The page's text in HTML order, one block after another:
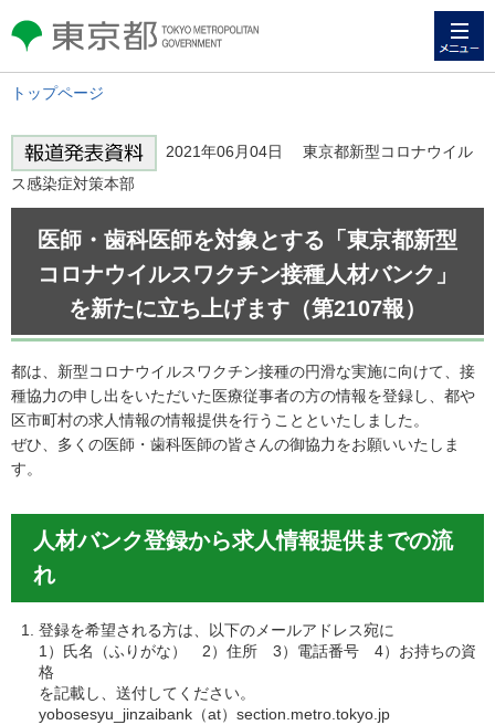
東京都 TOKYO METROPOLITAN
GOVERNMENT
トップページ
2021年06月04日 東京都新型コロナウイル
ス感染症対策本部
医師・歯科医師を対象とする「東京都新型
コロナウイルスワクチン接種人材バンク」
を新たに立ち上げます（第2107報）
都は、新型コロナウイルスワクチン接種の円滑な実施に向けて、接
種協力の申し出をいただいた医療従事者の方の情報を登録し、都や
区市町村の求人情報の情報提供を行うことといたしました。
ぜひ、多くの医師・歯科医師の皆さんの御協力をお願いいたしま
す。
人材バンク登録から求人情報提供までの流
れ
登録を希望される方は、以下のメールアドレス宛に
1）氏名（ふりがな） 2）住所 3）電話番号 4）お持ちの資
格
を記載し、送付してください。
yobosesyu_jinzaibank（at）section.metro.tokyo.jp